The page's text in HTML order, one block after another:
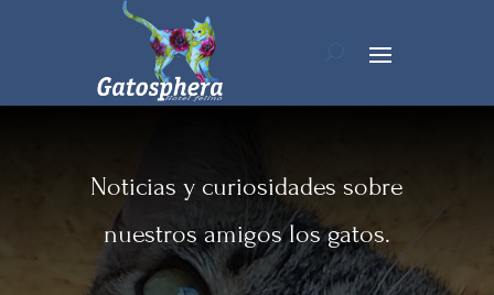
Noticias y curiosidades sobre
nuestros amigos los gatos.